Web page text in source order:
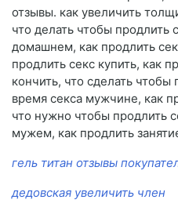
отзывы. как увеличить
что делать чтобы продлить
домашнем, как продлить
продлить секс купить, как
кончить, что сделать чтобы
время секса мужчине, как
что нужно чтобы продлить
мужем, как продлить
гель титан отзывы
дедовская увеличить член